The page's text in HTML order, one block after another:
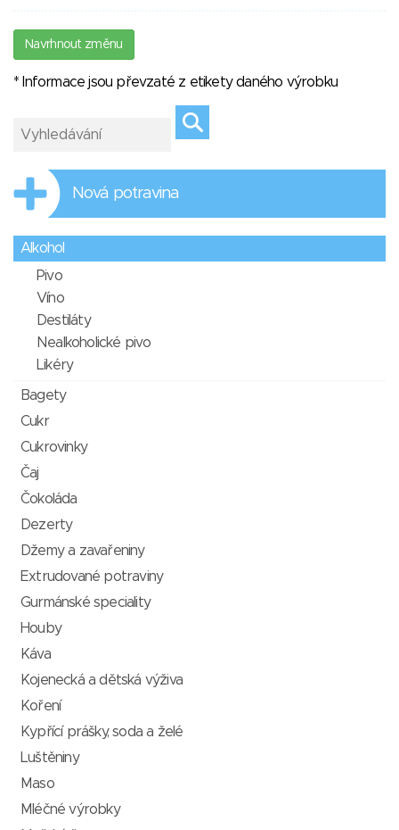
Navrhnout změnu
* Informace jsou převzaté z etikety daného výrobku
Nová potravina
Alkohol
Pivo
Víno
Destiláty
Nealkoholické pivo
Likéry
Bagety
Cukr
Cukrovinky
Čaj
Čokoláda
Dezerty
Džemy a zavařeniny
Extrudované potraviny
Gurmánské speciality
Houby
Káva
Kojenecká a dětská výživa
Koření
Kypřící prášky, soda a želé
Luštěniny
Maso
Mléčné výrobky